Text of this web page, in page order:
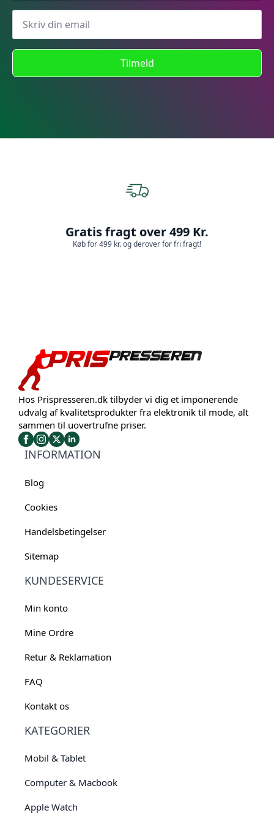
Tilmeld
Gratis fragt over 499 Kr.
Køb for 499 kr. og derover for fri fragt!
Hos Prispresseren.dk tilbyder vi dig et imponerende
udvalg af kvalitetsprodukter fra elektronik til mode, alt
sammen til uovertrufne priser.
INFORMATION
Blog
Cookies
Handelsbetingelser
Sitemap
KUNDESERVICE
Min konto
Mine Ordre
Retur & Reklamation
FAQ
Kontakt os
KATEGORIER
Mobil & Tablet
Computer & Macbook
Apple Watch